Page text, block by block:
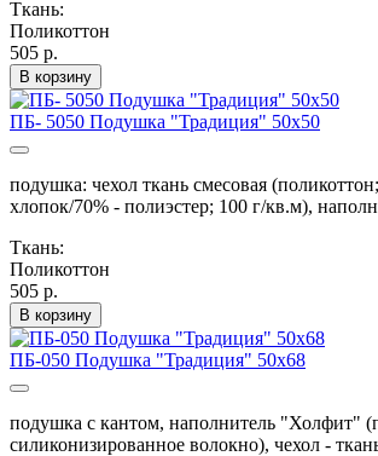
Ткань:
Поликоттон
505 р.
В корзину
ПБ- 5050 Подушка "Традиция" 50х50
подушка: чехол ткань смесовая
хлопок/70% - полиэстер; 100 г/кв.м),
Ткань:
Поликоттон
505 р.
В корзину
ПБ-050 Подушка "Традиция" 50х68
подушка с кантом, наполнитель "Холфит"
силиконизированное волокно), чехол -